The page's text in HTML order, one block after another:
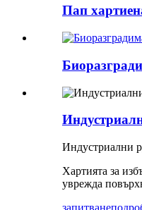
Пап
Индустриални
Хартията за
уврежда
запитване